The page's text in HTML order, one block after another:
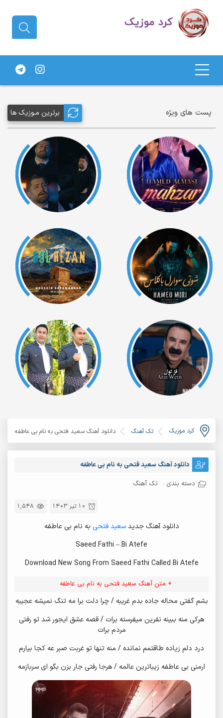
های کردی
پست های ویژه برترین مـوزیک ها
کرد موزیک تک آهنگ دانلود آهنگ سعید فتحی به نام بی عاطفه
دانلود آهنگ سعید فتحی به نام بی عاطفه
دسته بندی : تک آهنگ
1,548 10 تیر 1403
دانلود آهنگ جدیدسعید فتحی به نام بی عاطفه
Saeed Fathi – Bi Atefe
Download New Song From Saeed Fathi Called Bi Atefe
+ متن آهنگ سعید فتحی به نام بی عاطفه
بشم گفتی محاله جاده بدم غریبه / چرا دلت برا مه تنگ نمیشه عجیبه
هرکی منه ببینه نفرین میفرسته برات / قصه عشق ایجور شد تو رفتی
مردم برات
درد دلم زیاده طاقتمم نمانده / منه تنها تو غربت صبر عه کجا بیارم
ارمنی بی عاطفه زیباترین عالمه / هرجا رفتی جار بزن بگو ای سربازمه